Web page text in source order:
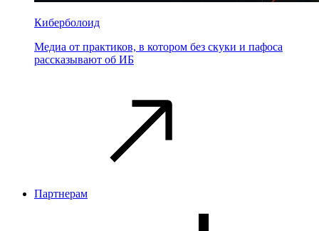
Киберболоид
Медиа от практиков, в котором без скуки и пафоса
рассказывают об ИБ
Партнерам